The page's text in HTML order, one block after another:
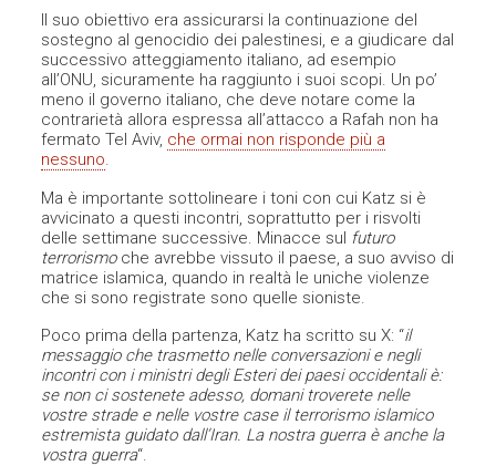
Il suo obiettivo era assicurarsi la continuazione del
sostegno al genocidio dei palestinesi, e a giudicare dal
successivo atteggiamento italiano, ad esempio
all’ONU, sicuramente ha raggiunto i suoi scopi. Un po’
meno il governo italiano, che deve notare come la
contrarietà allora espressa all’attacco a Rafah non ha
fermato Tel Aviv, che ormai non risponde più a
nessuno.
Ma è importante sottolineare i toni con cui Katz si è
avvicinato a questi incontri, soprattutto per i risvolti
delle settimane successive. Minacce sul futuro
terrorismoche avrebbe vissuto il paese, a suo avviso di
matrice islamica, quando in realtà le uniche violenze
che si sono registrate sono quelle sioniste.
Poco prima della partenza, Katz ha scritto su X: “il
messaggio che trasmetto nelle conversazioni e negli
incontri con i ministri degli Esteri dei paesi occidentali è:
se non ci sostenete adesso, domani troverete nelle
vostre strade e nelle vostre case il terrorismo islamico
estremista guidato dall’Iran. La nostra guerra è anche la
vostra guerra“.